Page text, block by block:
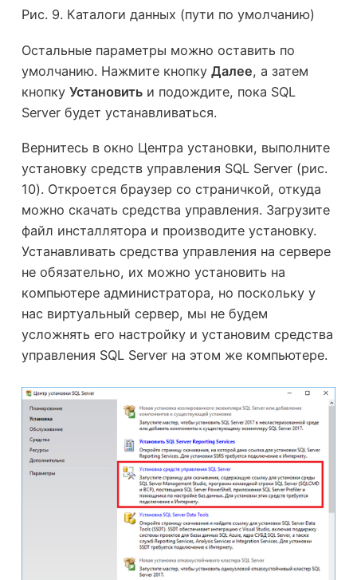
Рис. 9. Каталоги данных (пути по умолчанию)
Остальные параметры можно оставить по
умолчанию. Нажмите кнопку Далее, а затем
кнопку Установитьи подождите, пока SQL
Server будет устанавливаться.
Вернитесь в окно Центра установки, выполните
установку средств управления SQL Server (рис.
10). Откроется браузер со страничкой, откуда
можно скачать средства управления. Загрузите
файл инсталлятора и производите установку.
Устанавливать средства управления на сервере
не обязательно, их можно установить на
компьютере администратора, но поскольку у
нас виртуальный сервер, мы не будем
усложнять его настройку и установим средства
управления SQL Server на этом же компьютере.